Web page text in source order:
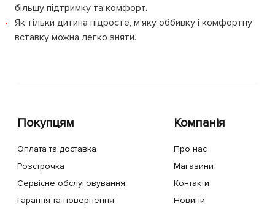
більшу підтримку та комфорт.
Як тільки дитина підросте, м'яку оббивку і комфортну
вставку можна легко зняти.
Покупцям
Оплата та доставка
Розстрочка
Сервісне обслуговування
Гарантія та повернення
Компанія
Про нас
Магазини
Контакти
Новини